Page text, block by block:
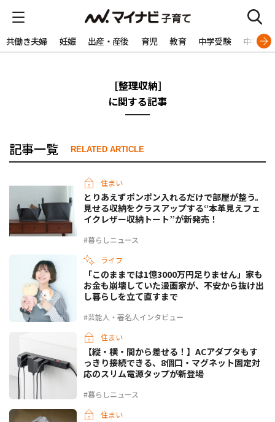
共働き夫婦 妊娠 出産・産後 育児 教育 中学受験 中学生
[整理収納]
に関する記事
記事一覧 RELATED ARTICLE
住まい
#暮らしニュース
とりあえずポンポン入れるだけで部屋が整う。
見せる収納をクラスアップする“本革見えフェ
イクレザー収納トート”が新発売！
ライフ
#芸能人・著名人インタビュー
「このままでは1億3000万円足りません」家も
お金も崩壊していた漫画家が、不安から抜け出
し暮らしを立て直すまで
住まい
#暮らしニュース
【縦・横・間から差せる！】ACアダプタもす
っきり接続できる、8個口・マグネット固定対
応のスリム電源タップが新登場
住まい